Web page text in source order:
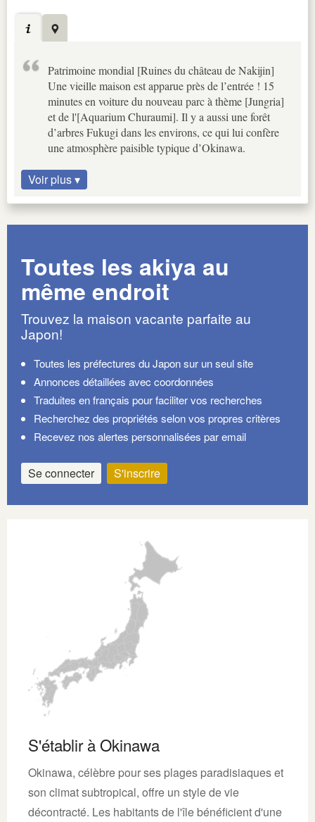
Patrimoine mondial [Ruines du château de Nakijin]
Une vieille maison est apparue près de l’entrée ! 15
minutes en voiture du nouveau parc à thème [Jungria]
et de l'[Aquarium Churaumi]. Il y a aussi une forêt
d’arbres Fukugi dans les environs, ce qui lui confère
une atmosphère paisible typique d’Okinawa.
Voir plus ▾
Toutes les akiya au
même endroit
Trouvez la maison vacante parfaite au
Japon!
Toutes les préfectures du Japon sur un seul site
Annonces détaillées avec coordonnées
Traduites en français pour faciliter vos recherches
Recherchez des propriétés selon vos propres critères
Recevez nos alertes personnalisées par email
Se connecter S'inscrire
S'établir à Okinawa
Okinawa, célèbre pour ses plages paradisiaques et
son climat subtropical, offre un style de vie
décontracté. Les habitants de l'île bénéficient d'une